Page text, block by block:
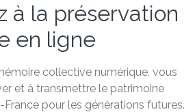
à la préservation
en ligne
collective numérique, vous
et à transmettre le patrimoine
France pour les générations futures.